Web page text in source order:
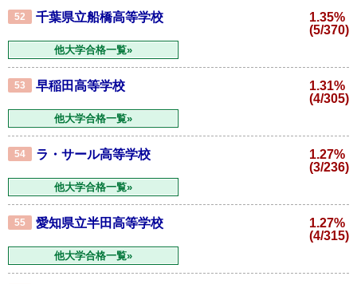
52 千葉県立船橋高等学校
1.35%
(5/370)
他大学合格一覧»
53 早稲田高等学校
1.31%
(4/305)
他大学合格一覧»
54 ラ・サール高等学校
1.27%
(3/236)
他大学合格一覧»
55 愛知県立半田高等学校
1.27%
(4/315)
他大学合格一覧»